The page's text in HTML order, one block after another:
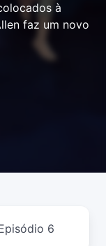
à
faz um novo
6